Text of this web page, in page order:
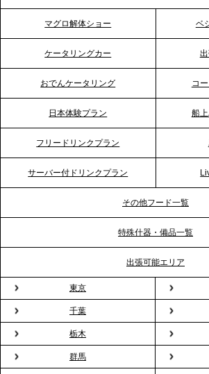
2026.4.21
プレスリリースのご案内｜「温かな食
イッチに。新入社員研修で《食体験と
プレスリリースのご案内｜ケータリン
テーブル、横浜事務所を新設。神奈
ビス提供体制を強化し、質の高い「場
TBS「Nスタ」で、2ndTable「1DISH
ドブルが紹介されました
2026.3.23
プレスリリースのご案内｜入社式の“
会”が企業で広がる。 新入社員の交流
ィスケータリング』という新しい活用
マグロ解体ショー ベ
ケータリングカー
おでんケータリング コ
日本体験プラン 船
フリードリンクプラン
サーバー付ドリンクプラン
その他フード一覧
特殊什器・備品一覧
出張可能エリア
東京
千葉
栃木
群馬